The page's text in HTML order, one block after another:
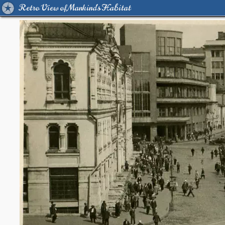
Retro View of Mankind's Habitat